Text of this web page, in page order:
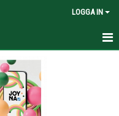
LOGGA IN